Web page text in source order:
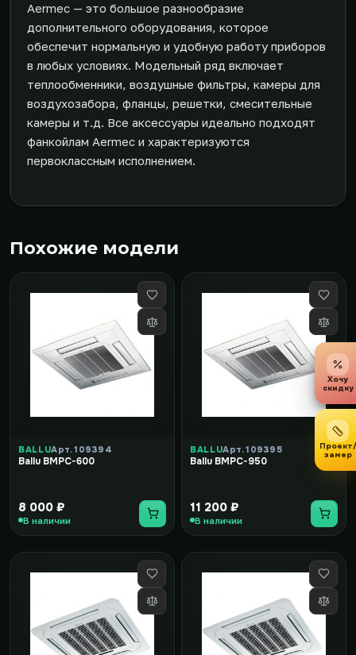
Aermec — это большое разнообразие
дополнительного оборудования, которое
обеспечит нормальную и удобную работу приборов
в любых условиях. Модельный ряд включает
теплообменники, воздушные фильтры, камеры для
воздухозабора, фланцы, решетки, смесительные
камеры и т.д. Все аксессуары идеально подходят
фанкойлам Aermec и характеризуются
первоклассным исполнением.
Похожие модели
BALLUАрт. 109394
Ballu BMPC-600
8 000 ₽
В наличии
BALLUАрт. 109395
Ballu BMPC-950
11 200 ₽
В наличии
Хочу
скидку
Проект/
замер